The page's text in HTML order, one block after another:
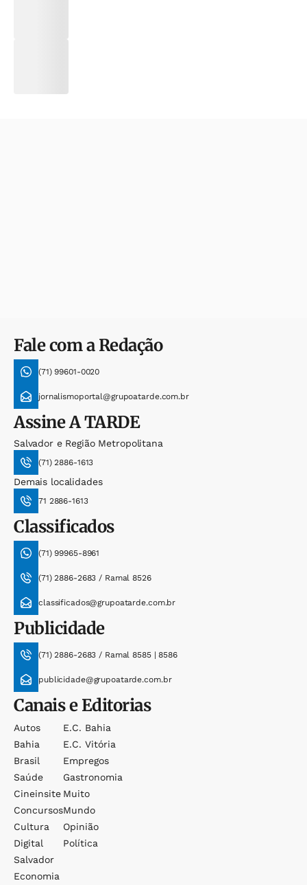
Fale com a Redação
(71) 99601-0020
jornalismoportal@grupoatarde.com.br
AssineA TARDE
Salvador e Região Metropolitana
(71) 2886-1613
Demais localidades
71 2886-1613
Classificados
(71) 99965-8961
(71) 2886-2683 / Ramal 8526
classificados@grupoatarde.com.br
Publicidade
(71) 2886-2683 / Ramal 8585 | 8586
publicidade@grupoatarde.com.br
Canais e Editorias
Autos
Bahia
Brasil
Saúde
Cineinsite
Concursos
Cultura
Digital
Salvador
Economia
E.c. Bahia
E.c. Vitória
Empregos
Gastronomia
Muito
Mundo
Opinião
Política